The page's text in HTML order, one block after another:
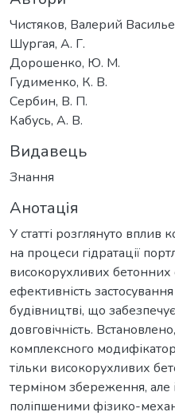
Чистяков, Валерий
Шургая, А. Г.
Дорошенко, Ю. М.
Гудименко, К. В.
Сербин, В. П.
Кабусь, А. В.
Видавець
Знання
Анотація
У статті розглянуто
на процеси гідратації
високорухливих бетонних
ефективність
будівництві, що
довговічність.
комплексного
тільки високорухливих
терміном збереження, але
поліпшеними фізико-